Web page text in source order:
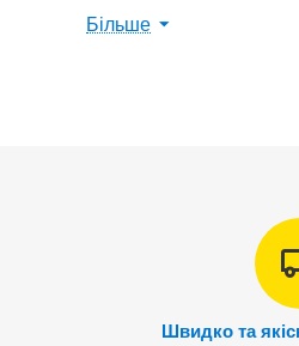
Більше
Швидко та